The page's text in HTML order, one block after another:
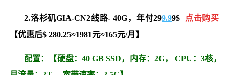
2.洛杉矶GIA-CN2线路- 40G，年付299.99$
点击购买
【优惠后$ 280.25≈1981元≈165元/月 】
配置：【硬盘：40 GB SSD， 内存：2G，CPU：3核，